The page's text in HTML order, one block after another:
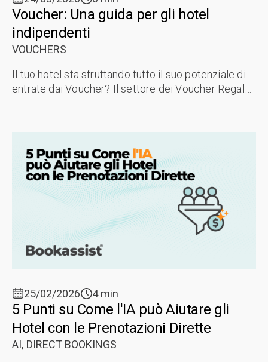
Voucher: Una guida per gli hotel
indipendenti
VOUCHERS
Il tuo hotel sta sfruttando tutto il suo potenziale di
entrate dai Voucher? Il settore dei Voucher Regalo
25/02/2026 4 min
5 Punti su Come l'IA può Aiutare gli
Hotel con le Prenotazioni Dirette
AI, DIRECT BOOKINGS